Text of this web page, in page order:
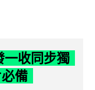
收同步獨
備